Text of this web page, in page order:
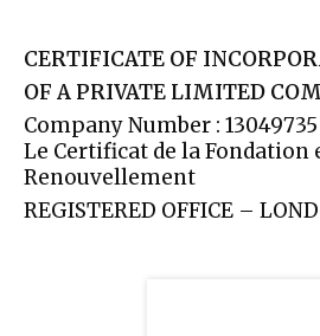
CERTIFICATE OF
OF A PRIVATE LIMITED
Company Number : 13049735
Le Certificat de la Fondation
Renouvellement
REGISTERED OFFICE –